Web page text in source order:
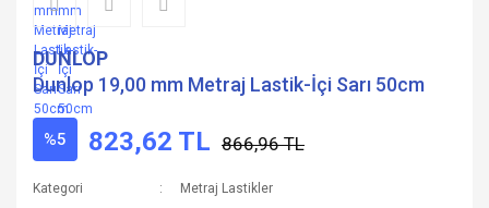
DUNLOP
Dunlop 19,00 mm Metraj Lastik-İçi Sarı 50cm
%5 823,62 TL 866,96 TL
Kategori
Metraj Lastikler